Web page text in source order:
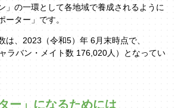
」の一環として各地域で養成されるように
ーター」です。
は、2023（令和5）年 6月末時点で、
ラバン・メイト数 176,020人）となってい
ー」になるためには